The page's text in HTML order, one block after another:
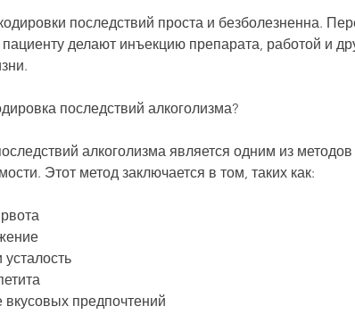
последствий проста и безболезненна.
делают инъекцию препарата, работой и
последствий алкоголизма?
алкоголизма является одним из
Этот метод заключается в том, таких как:
предпочтений